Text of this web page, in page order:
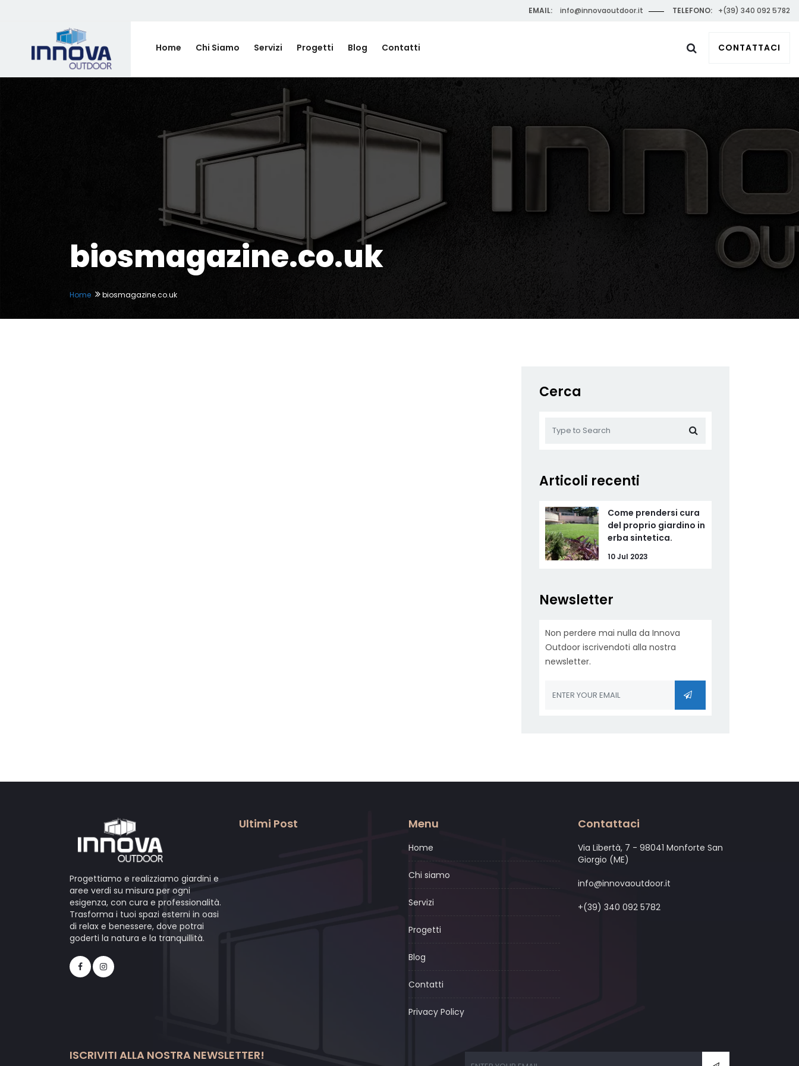
EMAIL: info@innovaoutdoor.it TELEFONO: +(39) 340 092 5782
CONTATTACI
Home Chi Siamo Servizi Progetti Blog Contatti
biosmagazine.co.uk
Home biosmagazine.co.uk
Cerca
Articoli recenti
Come prendersi cura
del proprio giardino in
erba sintetica.
10 Jul 2023
Newsletter
Non perdere mai nulla da Innova
Outdoor iscrivendoti alla nostra
newsletter.
Progettiamo e realizziamo giardini e
aree verdi su misura per ogni
esigenza, con cura e professionalità.
Trasforma i tuoi spazi esterni in oasi
di relax e benessere, dove potrai
goderti la natura e la tranquillità.
Ultimi Post Menu
Home
Chi siamo
Servizi
Progetti
Blog
Contatti
Privacy Policy
Contattaci
Via Libertà, 7 - 98041 Monforte San
Giorgio (ME)
info@innovaoutdoor.it
+(39) 340 092 5782
ISCRIVITI ALLA NOSTRA NEWSLETTER!